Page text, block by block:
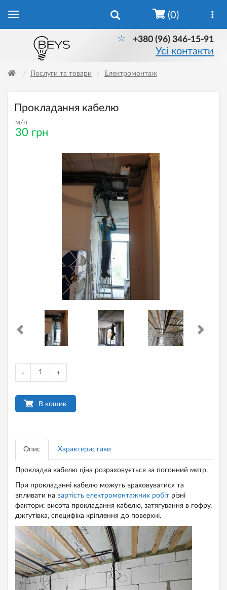
+380 (96) 346-15-91
Усі контакти
(0)
Послуги та товари Електромонтаж
Прокладання кабелю
м/п
30 грн
- +
В кошик
Опис Характеристики
Прокладка кабелю ціна розраховується за погонний метр.
При прокладанні кабелю можуть враховуватися та
впливати на вартість електромонтажних робіт різні
фактори: висота прокладання кабелю, затягування в гофру,
джгутівка, специфіка кріплення до поверхні.